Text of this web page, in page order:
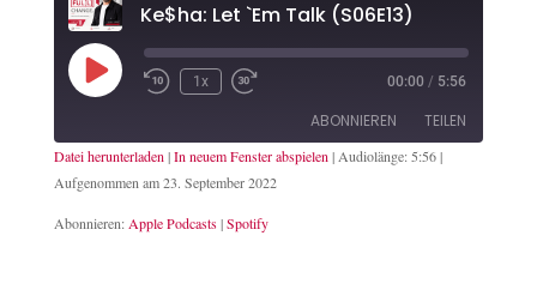
Ke$ha: Let `Em Talk (S06E13)
Play
Episode
1x 00:00 / 5:56
ABONNIEREN TEILEN
Apple Podcasts
RSS FEED
TEILEN
Datei herunterladen |In neuem Fenster abspielen | Audiolänge: 5:56|
Aufgenommen am 23. September 2022
Abonnieren: Apple Podcasts|Spotify